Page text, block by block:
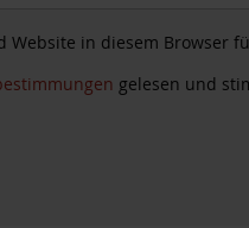
Website in diesem Browser
gelesen und